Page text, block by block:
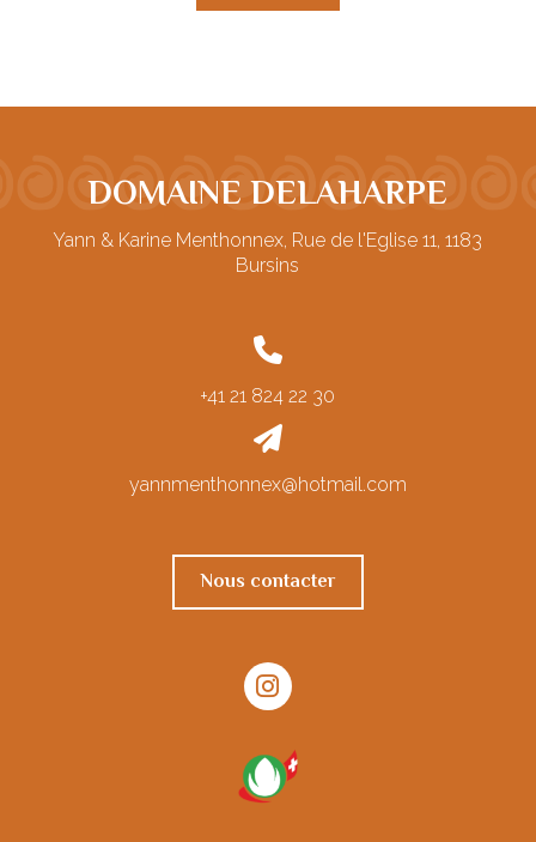
DOMAINE DELAHARPE
Yann & Karine Menthonnex, Rue de l'Eglise 11, 1183
Bursins
+41 21 824 22 30
yannmenthonnex@hotmail.com
Nous contacter